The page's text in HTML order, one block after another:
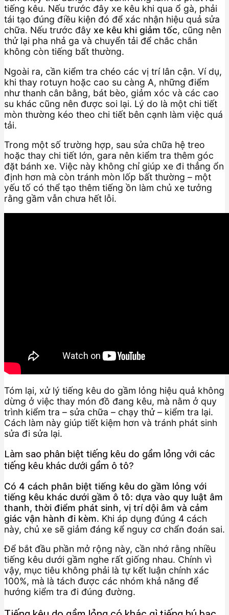
tiếng kêu. Nếu trước đây xe kêu khi qua ổ gà, phải
tái tạo đúng điều kiện đó để xác nhận hiệu quả sửa
chữa. Nếu trước đây xe kêu khi giảm tốc, cũng nên
thử lại pha nhả ga và chuyển tải để chắc chắn
không còn tiếng bất thường.
Ngoài ra, cần kiểm tra chéo các vị trí lân cận. Ví dụ,
khi thay rotuyn hoặc cao su càng A, những điểm
như thanh cân bằng, bát bèo, giảm xóc và các cao
su khác cũng nên được soi lại. Lý do là một chi tiết
mòn thường kéo theo chi tiết bên cạnh làm việc quá
tải.
Trong một số trường hợp, sau sửa chữa hệ treo
hoặc thay chi tiết lớn, gara nên kiểm tra thêm góc
đặt bánh xe. Việc này không chỉ giúp xe đi thẳng ổn
định hơn mà còn tránh mòn lốp bất thường – một
yếu tố có thể tạo thêm tiếng ồn làm chủ xe tưởng
rằng gầm vẫn chưa hết lỗi.
Tóm lại, xử lý tiếng kêu do gầm lỏng hiệu quả không
dừng ở việc thay món đồ đang kêu, mà nằm ở quy
trình kiểm tra – sửa chữa – chạy thử – kiểm tra lại.
Cách làm này giúp tiết kiệm hơn và tránh phát sinh
sửa đi sửa lại.
Làm sao phân biệt tiếng kêu do gầm lỏng với các
tiếng kêu khác dưới gầm ô tô?
Có 4 cách phân biệt tiếng kêu do gầm lỏng với
tiếng kêu khác dưới gầm ô tô: dựa vào quy luật âm
thanh, thời điểm phát sinh, vị trí dội âm và cảm
giác vận hành đi kèm. Khi áp dụng đúng 4 cách
này, chủ xe sẽ giảm đáng kể nguy cơ chẩn đoán sai.
Để bắt đầu phần mở rộng này, cần nhớ rằng nhiều
tiếng kêu dưới gầm nghe rất giống nhau. Chính vì
vậy, mục tiêu không phải là tự kết luận chính xác
100%, mà là tách được các nhóm khả năng để
hướng kiểm tra đi đúng đường.